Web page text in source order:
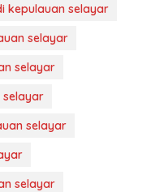
kepulauan selayar
selayar
selayar
selayar
selayar
selayar